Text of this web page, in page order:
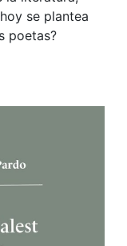
se plantea
poetas?